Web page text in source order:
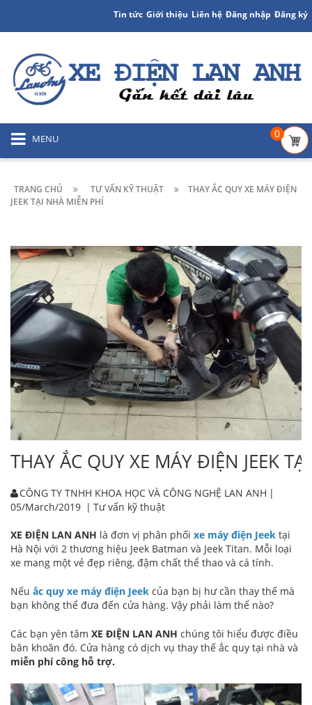
Tin tức Giới thiệu Liên hệ Đăng nhập Đăng ký
MENU 0
TRANG CHỦ TƯ VẤN KỸ THUẬT
THAY ẮC QUY XE MÁY ĐIỆN
JEEK TẠI NHÀ MIỄN PHÍ
THAY ẮC QUY XE MÁY ĐIỆN JEEK
CÔNG TY TNHH KHOA HỌC VÀ CÔNG NGHỆ LAN ANH |
05/March/2019 | Tư vấn kỹ thuật
XE ĐIỆN LAN ANH là đơn vị phân phối xe máy điện Jeek tại
Hà Nội với 2 thương hiệu Jeek Batman và Jeek Titan. Mỗi loại
xe mang một vẻ đẹp riêng, đậm chất thể thao và cá tính.
Nếu ắc quy xe máy điện Jeek của bạn bị hư cần thay thế mà
bạn không thể đưa đến cửa hàng. Vậy phải làm thể nào?
Các bạn yên tâm XE ĐIỆN LAN ANH chúng tôi hiểu được điều
băn khoăn đó. Cửa hàng có dịch vụ thay thế ắc quy tại nhà và
miễn phí công hỗ trợ.